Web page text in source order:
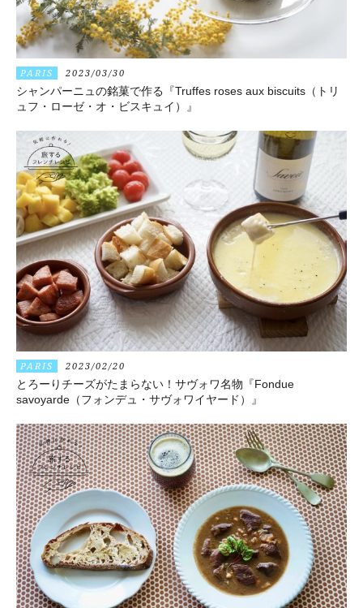
PARIS 2023/03/30
シャンパーニュの銘菓で作る『Truffes roses aux biscuits（トリ
ュフ・ローゼ・オ・ビスキュイ）』
PARIS 2023/02/20
とろーりチーズがたまらない！サヴォワ名物『Fondue
savoyarde（フォンデュ・サヴォワイヤード）』